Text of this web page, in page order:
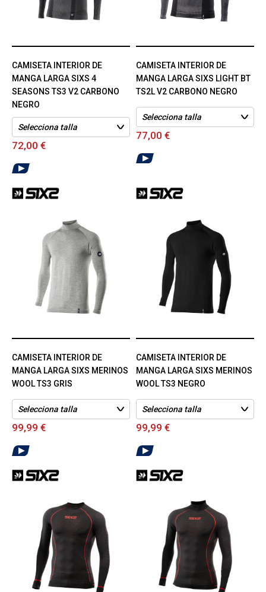
CAMISETA INTERIOR DE
MANGA LARGA SIXS 4
SEASONS TS3 V2 CARBONO
NEGRO
72,00 €
CAMISETA INTERIOR DE
MANGA LARGA SIXS LIGHT BT
TS2L V2 CARBONO NEGRO
77,00 €
CAMISETA INTERIOR DE
MANGA LARGA SIXS MERINOS
WOOL TS3 GRIS
99,99 €
CAMISETA INTERIOR DE
MANGA LARGA SIXS MERINOS
WOOL TS3 NEGRO
99,99 €